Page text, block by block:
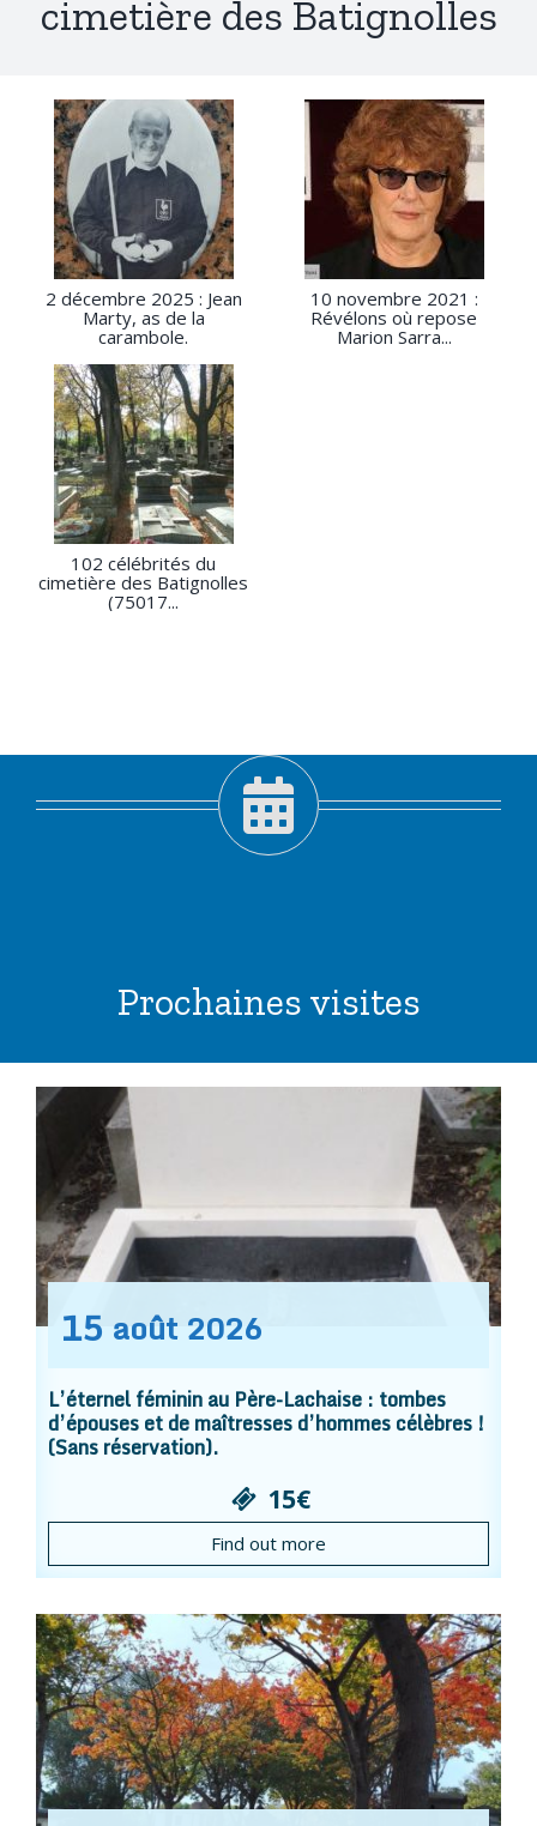
cimetière des Batignolles
2 décembre 2025 : Jean
Marty, as de la
carambole.
10 novembre 2021 :
Révélons où repose
Marion Sarra...
102 célébrités du
cimetière des Batignolles
(75017...
Prochaines visites
15 août 2026
L’éternel féminin au Père-Lachaise : tombes
d’épouses et de maîtresses d’hommes célèbres !
(Sans réservation).
15€
Find out more